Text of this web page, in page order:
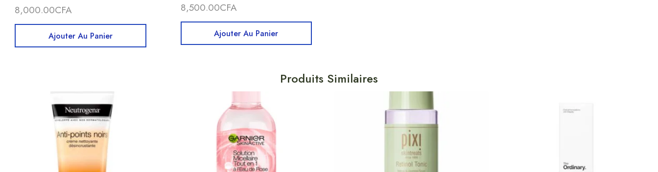
8,000.00CFA
Ajouter Au Panier
8,500.00CFA
Ajouter Au Panier
Produits Similaires